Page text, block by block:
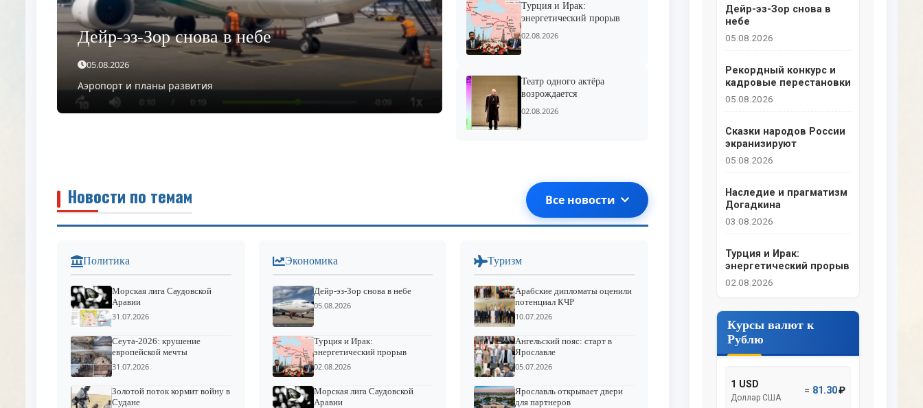
Дейр-эз-Зор снова в небе
05.08.2026
Аэропорт и планы развития
Турция и Ирак:
энергетический прорыв
02.08.2026
Театр одного актёра
возрождается
02.08.2026
Новости по темам Все новости
Политика
Морская лига Саудовской
Аравии
31.07.2026
Сеута-2026: крушение
европейской мечты
31.07.2026
Золотой поток кормит войну в
Судане
Экономика
Дейр-эз-Зор снова в небе
05.08.2026
Турция и Ирак:
энергетический прорыв
02.08.2026
Морская лига Саудовской
Аравии
Туризм
Арабские дипломаты оценили
потенциал КЧР
10.07.2026
Ангельский пояс: старт в
Ярославле
05.07.2026
Ярославль открывает двери
для партнеров
Дейр-эз-Зор снова в
небе
05.08.2026
Рекордный конкурс и
кадровые перестановки
05.08.2026
Сказки народов России
экранизируют
05.08.2026
Наследие и прагматизм
Догадкина
03.08.2026
Турция и Ирак:
энергетический прорыв
02.08.2026
Курсы валют к
Рублю
1 USD
Доллар США
= 81.30₽